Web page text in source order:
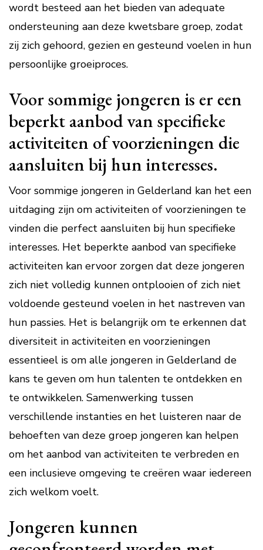
wordt besteed aan het bieden van adequate
ondersteuning aan deze kwetsbare groep, zodat
zij zich gehoord, gezien en gesteund voelen in hun
persoonlijke groeiproces.
Voor sommige jongeren is er een
beperkt aanbod van specifieke
activiteiten of voorzieningen die
aansluiten bij hun interesses.
Voor sommige jongeren in Gelderland kan het een
uitdaging zijn om activiteiten of voorzieningen te
vinden die perfect aansluiten bij hun specifieke
interesses. Het beperkte aanbod van specifieke
activiteiten kan ervoor zorgen dat deze jongeren
zich niet volledig kunnen ontplooien of zich niet
voldoende gesteund voelen in het nastreven van
hun passies. Het is belangrijk om te erkennen dat
diversiteit in activiteiten en voorzieningen
essentieel is om alle jongeren in Gelderland de
kans te geven om hun talenten te ontdekken en
te ontwikkelen. Samenwerking tussen
verschillende instanties en het luisteren naar de
behoeften van deze groep jongeren kan helpen
om het aanbod van activiteiten te verbreden en
een inclusieve omgeving te creëren waar iedereen
zich welkom voelt.
Jongeren kunnen